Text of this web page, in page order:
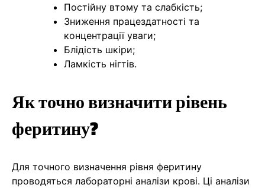
Постійну втому та слабкість;
Зниження працездатності та
концентрації уваги;
Блідість шкіри;
Ламкість нігтів.
Як точно визначити рівень
феритину?
Для точного визначення рівня феритину
проводяться лабораторні аналізи крові. Ці аналізи